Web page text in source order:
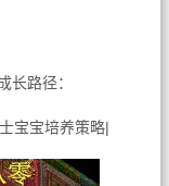
长路径：
宝宝培养策略|